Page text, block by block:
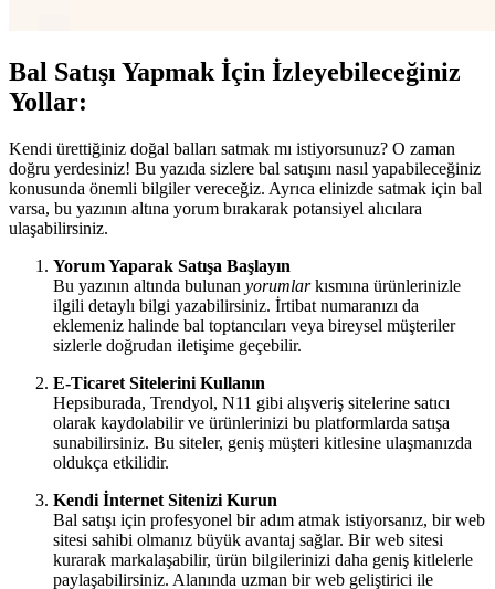
Bal Satışı Yapmak İçin İzleyebileceğiniz
Yollar:
Kendi ürettiğiniz doğal balları satmak mı istiyorsunuz? O zaman
doğru yerdesiniz! Bu yazıda sizlere bal satışını nasıl yapabileceğiniz
konusunda önemli bilgiler vereceğiz. Ayrıca elinizde satmak için bal
varsa, bu yazının altına yorum bırakarak potansiyel alıcılara
ulaşabilirsiniz.
Yorum Yaparak Satışa Başlayın
Bu yazının altında bulunan yorumlarkısmına ürünlerinizle
ilgili detaylı bilgi yazabilirsiniz. İrtibat numaranızı da
eklemeniz halinde bal toptancıları veya bireysel müşteriler
sizlerle doğrudan iletişime geçebilir.
E-Ticaret Sitelerini Kullanın
Hepsiburada, Trendyol, N11 gibi alışveriş sitelerine satıcı
olarak kaydolabilir ve ürünlerinizi bu platformlarda satışa
sunabilirsiniz. Bu siteler, geniş müşteri kitlesine ulaşmanızda
oldukça etkilidir.
Kendi İnternet Sitenizi Kurun
Bal satışı için profesyonel bir adım atmak istiyorsanız, bir web
sitesi sahibi olmanız büyük avantaj sağlar. Bir web sitesi
kurarak markalaşabilir, ürün bilgilerinizi daha geniş kitlelerle
paylaşabilirsiniz. Alanında uzman bir web geliştirici ile